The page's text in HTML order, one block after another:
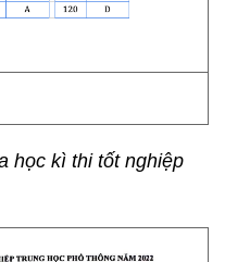
học kì thi tốt nghiệp